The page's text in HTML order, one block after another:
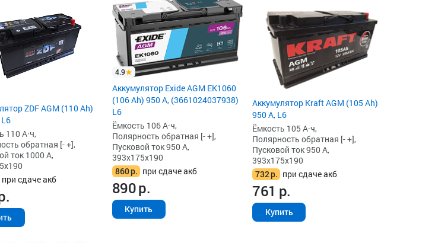
ZDF AGM (110 Ah)
110 А·ч,
обратная [- +],
ток 1000 А,
при сдаче акб
4.9
Аккумулятор Exide AGM EK1060
(106 Ah) 950 А, (3661024037938)
L6
Ёмкость 106 А·ч,
Полярность обратная [- +],
Пусковой ток 950 А,
393x175x190
860р. при сдаче акб
890р.
Купить
Аккумулятор Kraft AGM (105 Ah)
950 А, L6
Ёмкость 105 А·ч,
Полярность обратная [- +],
Пусковой ток 950 А,
393x175x190
732р. при сдаче акб
761 р.
Купить